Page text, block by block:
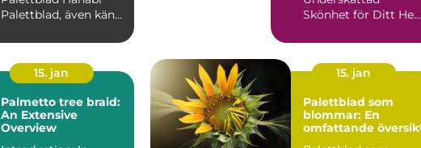
Palettblad, även känt
fascine...
Skönhet för Ditt Hem
Palettblad pi...
15. jan
Palmetto tree braid:
An Extensive
Overview
15. jan
Palettblad som
blommar: En
omfattande